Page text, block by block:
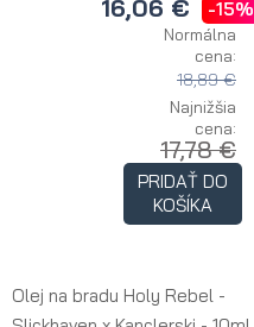
16,06 € -15%
Normálna
cena:
18,89 €
Najnižšia
cena:
17,78 €
PRIDAŤ DO
KOŠÍKA
Olej na bradu Holy Rebel -